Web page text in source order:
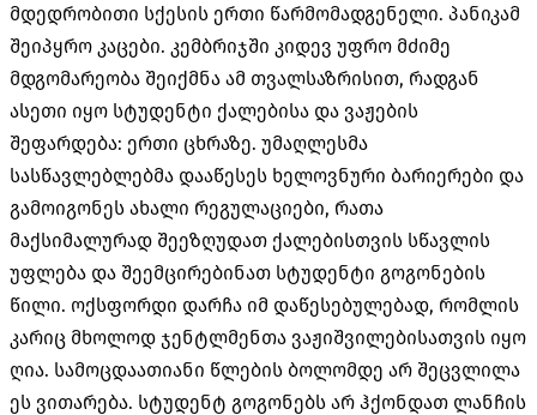
მდედრობითი სქესის ერთი წარმომადგენელი. პანიკამ
შეიპყრო კაცები. კემბრიჯში კიდევ უფრო მძიმე
მდგომარეობა შეიქმნა ამ თვალსაზრისით, რადგან
ასეთი იყო სტუდენტი ქალებისა და ვაჟების
შეფარდება: ერთი ცხრაზე. უმაღლესმა
სასწავლებლებმა დააწესეს ხელოვნური ბარიერები და
გამოიგონეს ახალი რეგულაციები, რათა
მაქსიმალურად შეეზღუდათ ქალებისთვის სწავლის
უფლება და შეემცირებინათ სტუდენტი გოგონების
წილი. ოქსფორდი დარჩა იმ დაწესებულებად, რომლის
კარიც მხოლოდ ჯენტლმენთა ვაჟიშვილებისათვის იყო
ღია. სამოცდაათიანი წლების ბოლომდე არ შეცვლილა
ეს ვითარება. სტუდენტ გოგონებს არ ჰქონდათ ლანჩის